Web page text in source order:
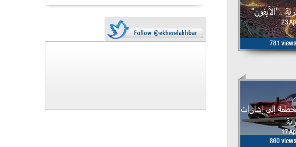
.."الآيفون"
23
781 views
إلى إشارات
17
860 views